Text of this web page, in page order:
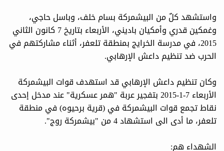
واستشهد كلٌ من البيشمركة بسام خلف، وباسل حاجي،
وغمكين قدري وأمكيان باديني، الأربعاء بتاريخ 7 كانون الثاني
2015، في مدرسة الخرايج بمنطقة تلعفر، أثناء مشاركتهم في
الحرب ضد تنظيم داعش الإرهابي.
وكان تنظيم داعش الإرهابي قد استهدف قوات البيشمركة
الأربعاء 7-1-2015 بتفجير عربة "همر عسكرية" عند مدخل إحدى
نقاط تجمع قوات البيشمركة في (قرية برحيوه) في منطقة
تلعفر، ما أدى الى استشهاد 4 من "بيشمركة روج".
الشهداء هم: